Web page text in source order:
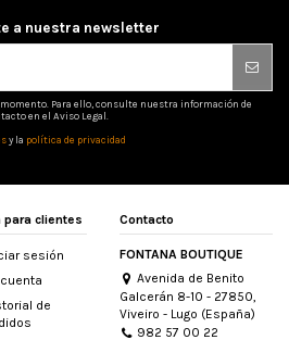
a nuestra newsletter
Para ello, consulte nuestra información de
en el Aviso Legal.
y la política de privacidad
para clientes
sesión
de
Contacto
FONTANA BOUTIQUE
Avenida de Benito
Galcerán 8-10 - 27850,
Viveiro - Lugo (España)
982 57 00 22